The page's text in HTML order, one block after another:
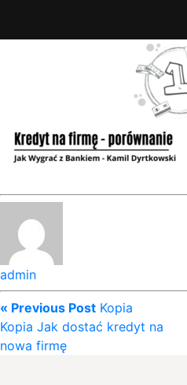
admin
« Previous Post Kopia
Kopia Jak dostać kredyt na
nowa firmę